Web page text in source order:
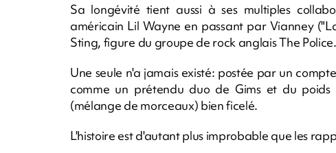
Sa longévité tient aussi à ses multiples
américain Lil Wayne en passant par Vianney
Sting, figure du groupe de rock anglais The Police.
Une seule n'a jamais existé: postée par un
comme un prétendu duo de Gims et du
(mélange de morceaux) bien ficelé.
L'histoire est d'autant plus improbable que les